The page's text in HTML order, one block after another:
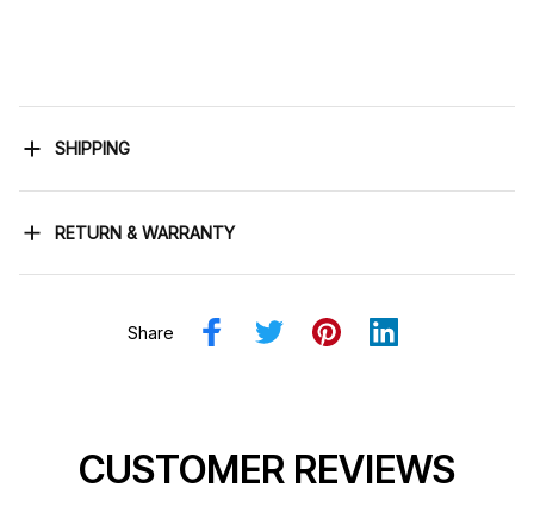
SHIPPING
RETURN & WARRANTY
Share
CUSTOMER REVIEWS